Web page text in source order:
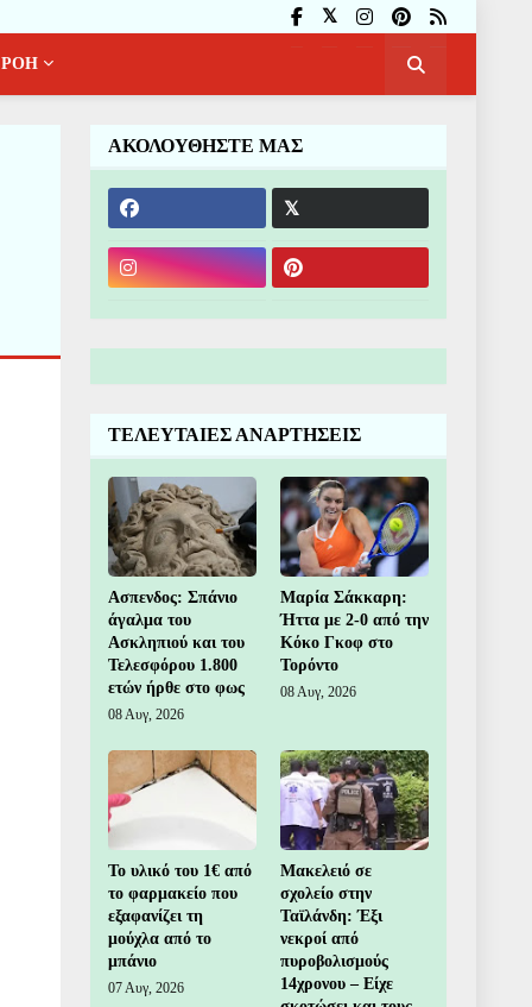
ΡΟΗ
ΑΚΟΛΟΥΘΗΣΤΕ ΜΑΣ
ΤΕΛΕΥΤΑΙΕΣ ΑΝΑΡΤΗΣΕΙΣ
Ασπενδος: Σπάνιο
άγαλμα του
Ασκληπιού και του
Τελεσφόρου 1.800
ετών ήρθε στο φως
08 Αυγ, 2026
Μαρία Σάκκαρη:
Ήττα με 2-0 από την
Κόκο Γκοφ στο
Τορόντο
08 Αυγ, 2026
Το υλικό του 1€ από
το φαρμακείο που
εξαφανίζει τη
μούχλα από το
μπάνιο
07 Αυγ, 2026
Μακελειό σε
σχολείο στην
Ταϊλάνδη: Έξι
νεκροί από
πυροβολισμούς
14χρονου – Είχε